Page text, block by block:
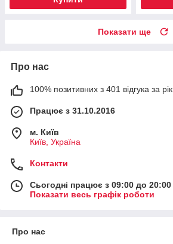
Показати ще
Про нас
100% позитивних з 401 відгука за рік
Працює з 31.10.2016
м. Київ
Київ, Україна
Контакти
Сьогодні працює з 09:00 до 20:00
Показати весь графік роботи
Про нас